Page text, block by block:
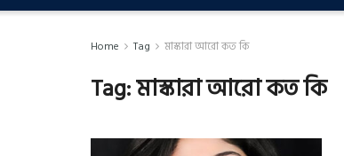
Home Tag মাস্কারা আরো কত কি
Tag:মাস্কারা আরো কত কি